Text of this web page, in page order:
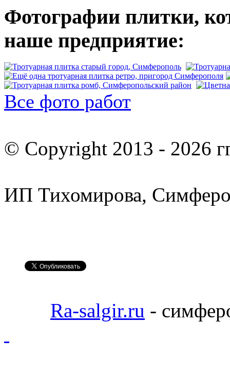
Фотографии плитки,
наше предприятие:
Все фото работ
© Copyright 2013 - 2026
ИП Тихомирова,
Ra-salgir.ru -